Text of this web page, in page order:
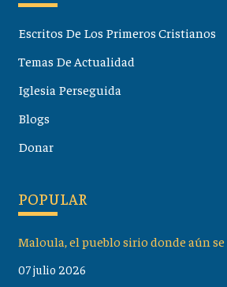
Escritos De Los Primeros Cristianos
Temas De Actualidad
Iglesia Perseguida
Blogs
Donar
POPULAR
Maloula, el pueblo sirio donde aún se
07 julio 2026